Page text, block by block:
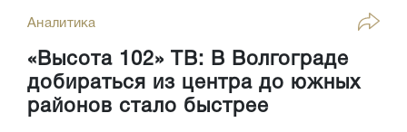
Аналитика
«Высота 102» ТВ: В Волгограде
добираться из центра до южных
районов стало быстрее